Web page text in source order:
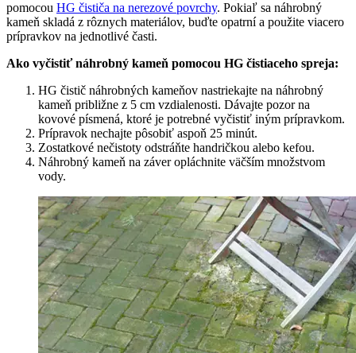
pomocou HG čističa na nerezové povrchy. Pokiaľ sa náhrobný
kameň skladá z rôznych materiálov, buďte opatrní a použite viacero
prípravkov na jednotlivé časti.
Ako vyčistiť náhrobný kameň pomocou HG čistiaceho spreja:
HG čistič náhrobných kameňov nastriekajte na náhrobný
kameň približne z 5 cm vzdialenosti. Dávajte pozor na
kovové písmená, ktoré je potrebné vyčistiť iným prípravkom.
Prípravok nechajte pôsobiť aspoň 25 minút.
Zostatkové nečistoty odstráňte handričkou alebo kefou.
Náhrobný kameň na záver opláchnite väčším množstvom
vody.